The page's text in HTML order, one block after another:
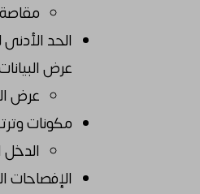
عرض
عرض
مكونات
الإفصاحات